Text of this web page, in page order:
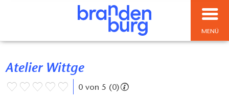
MENÜ
Atelier Wittge
0 von 5 (0)